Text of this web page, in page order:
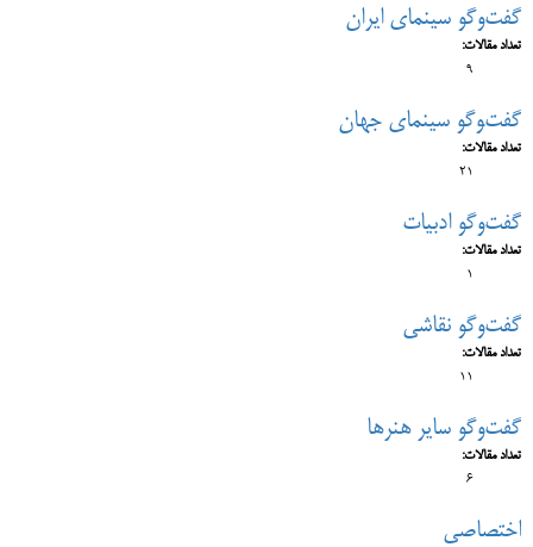
گفت‌وگو سینمای ایران
تعداد مقالات:
9
گفت‌‍وگو سینمای جهان
تعداد مقالات:
21
گفت‌وگو ادبیات
تعداد مقالات:
1
گفت‌وگو نقاشی
تعداد مقالات:
11
گفت‌وگو سایر هنرها
تعداد مقالات:
6
اختصاصی